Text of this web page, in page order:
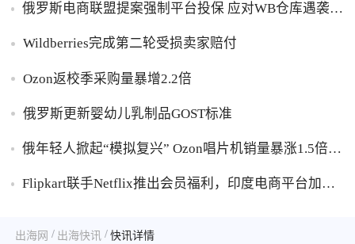
俄罗斯电商联盟提案强制平台投保 应对WB仓库遇袭卖
Wildberries完成第二轮受损卖家赔付
Ozon返校季采购量暴增2.2倍
俄罗斯更新婴幼儿乳制品GOST标准
俄年轻人掀起“模拟复兴” Ozon唱片机销量暴涨1.5倍黑
Flipkart联手Netflix推出会员福利，印度电商平台加码
出海网 / 出海快讯 / 快讯详情